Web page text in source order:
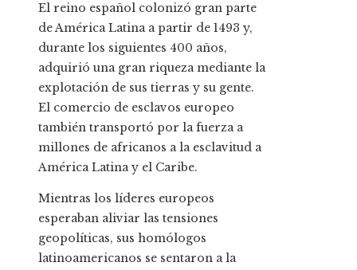
El reino español colonizó gran parte
de América Latina a partir de 1493 y,
durante los siguientes 400 años,
adquirió una gran riqueza mediante la
explotación de sus tierras y su gente.
El comercio de esclavos europeo
también transportó por la fuerza a
millones de africanos a la esclavitud a
América Latina y el Caribe.
Mientras los líderes europeos
esperaban aliviar las tensiones
geopolíticas, sus homólogos
latinoamericanos se sentaron a la